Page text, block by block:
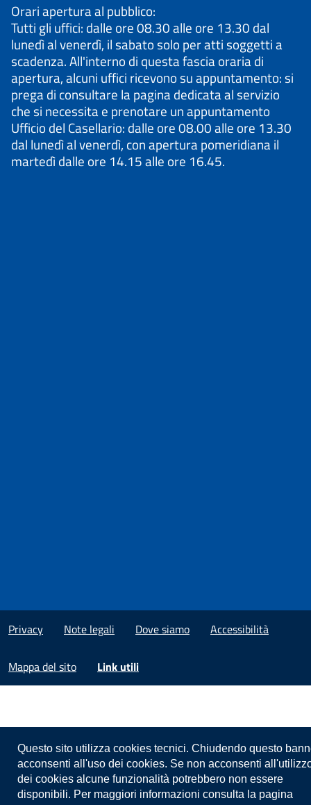
Orari apertura al pubblico:
Tutti gli uffici: dalle ore 08.30 alle ore 13.30 dal
lunedì al venerdì, il sabato solo per atti soggetti a
scadenza. All'interno di questa fascia oraria di
apertura, alcuni uffici ricevono su appuntamento: si
prega di consultare la pagina dedicata al servizio
che si necessita e prenotare un appuntamento
Ufficio del Casellario: dalle ore 08.00 alle ore 13.30
dal lunedì al venerdì, con apertura pomeridiana il
martedì dalle ore 14.15 alle ore 16.45.
Privacy Note legali Dove siamo Accessibilità
Mappa del sito Link utili
Questo sito utilizza cookies tecnici. Chiudendo questo
acconsenti all'uso dei cookies. Se non acconsenti
dei cookies alcune funzionalità potrebbero non essere
disponibili. Per maggiori informazioni consulta la pagina